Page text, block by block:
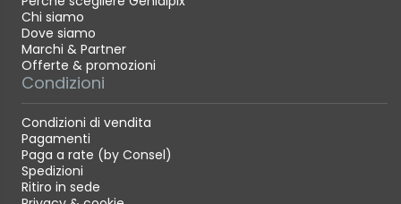
Chi siamo
Dove siamo
Marchi & Partner
Offerte & promozioni
Condizioni
Condizioni di vendita
Pagamenti
Paga a rate (by Consel)
Spedizioni
Ritiro in sede